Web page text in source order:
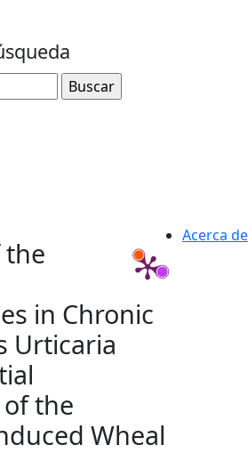
Acerca de
the
in Chronic
Urticaria
the
Wheal